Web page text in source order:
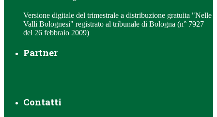
Versione digitale del trimestrale a distribuzione gratuita "Nelle
Valli Bolognesi" registrato al tribunale di Bologna (n° 7927
del 26 febbraio 2009)
Partner
Contatti